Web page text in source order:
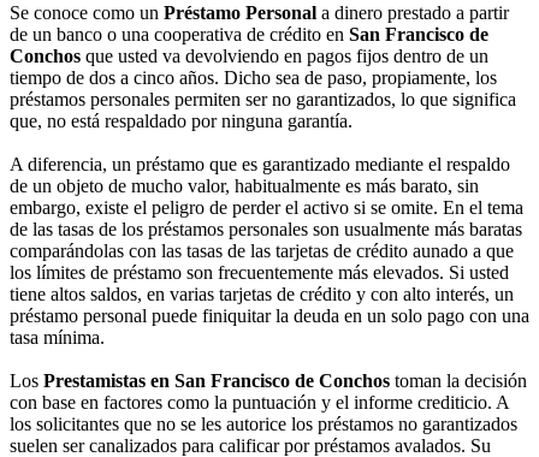
Se conoce como un Préstamo Personal a dinero prestado a partir
de un banco o una cooperativa de crédito en San Francisco de
Conchos que usted va devolviendo en pagos fijos dentro de un
tiempo de dos a cinco años. Dicho sea de paso, propiamente, los
préstamos personales permiten ser no garantizados, lo que significa
que, no está respaldado por ninguna garantía.
A diferencia, un préstamo que es garantizado mediante el respaldo
de un objeto de mucho valor, habitualmente es más barato, sin
embargo, existe el peligro de perder el activo si se omite. En el tema
de las tasas de los préstamos personales son usualmente más baratas
comparándolas con las tasas de las tarjetas de crédito aunado a que
los límites de préstamo son frecuentemente más elevados. Si usted
tiene altos saldos, en varias tarjetas de crédito y con alto interés, un
préstamo personal puede finiquitar la deuda en un solo pago con una
tasa mínima.
Los Prestamistas en San Francisco de Conchos toman la decisión
con base en factores como la puntuación y el informe crediticio. A
los solicitantes que no se les autorice los préstamos no garantizados
suelen ser canalizados para calificar por préstamos avalados. Su